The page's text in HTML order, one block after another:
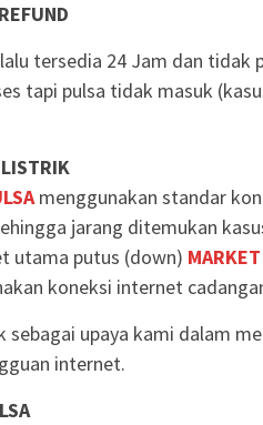
tersedia 24 Jam dan tidak
tapi pulsa tidak masuk
menggunakan standar
jarang ditemukan
utama putus (down)
koneksi internet
upaya kami dalam
internet.